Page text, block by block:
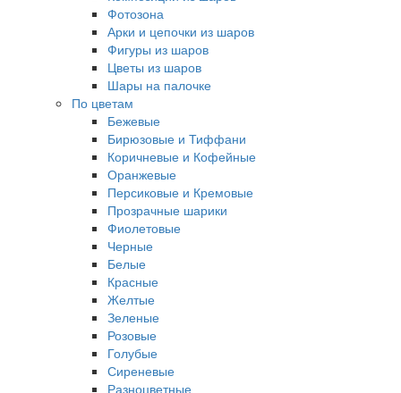
Фотозона
Арки и цепочки из шаров
Фигуры из шаров
Цветы из шаров
Шары на палочке
По цветам
Бежевые
Бирюзовые и Тиффани
Коричневые и Кофейные
Оранжевые
Персиковые и Кремовые
Прозрачные шарики
Фиолетовые
Черные
Белые
Красные
Желтые
Зеленые
Розовые
Голубые
Сиреневые
Разноцветные